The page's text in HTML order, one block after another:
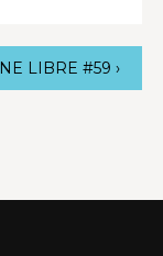
LIBRE #59 ›